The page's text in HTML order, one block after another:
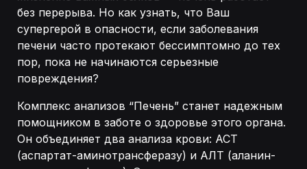
без перерыва. Но как узнать, что Ваш
супергерой в опасности, если заболевания
печени часто протекают бессимптомно до тех
пор, пока не начинаются серьезные
повреждения?
Комплекс анализов “Печень” станет надежным
помощником в заботе о здоровье этого органа.
Он объединяет два анализа крови: АСТ
(аспартат-аминотрансферазу) и АЛТ (аланин-